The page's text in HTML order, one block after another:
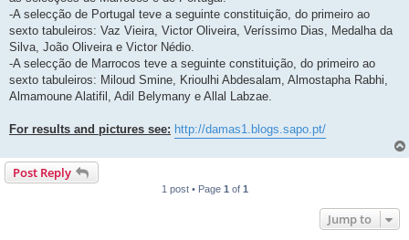
-A selecção de Portugal teve a seguinte constituição, do primeiro ao
sexto tabuleiros: Vaz Vieira, Victor Oliveira, Veríssimo Dias, Medalha da
Silva, João Oliveira e Victor Nédio.
-A selecção de Marrocos teve a seguinte constituição, do primeiro ao
sexto tabuleiros: Miloud Smine, Krioulhi Abdesalam, Almostapha Rabhi,
Almamoune Alatifil, Adil Belymany e Allal Labzae.
For results and pictures see: http://damas1.blogs.sapo.pt/
Post Reply
1 post • Page 1 of 1
Jump to